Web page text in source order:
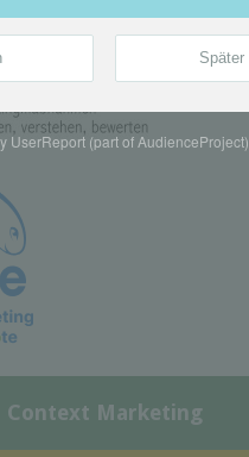
Context Marketing
UserReport (part of AudienceProject)